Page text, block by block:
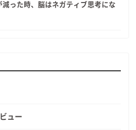
減った時、脳はネガティブ思考にな
ュー